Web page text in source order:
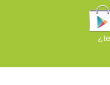
¿te